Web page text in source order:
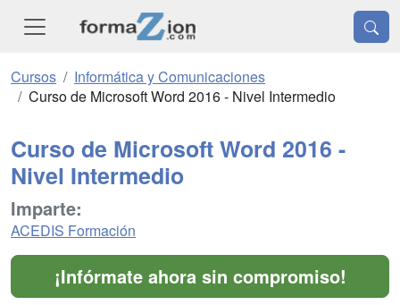
Cursos
Informática y Comunicaciones
Curso de Microsoft Word 2016 - Nivel Intermedio
Curso de Microsoft Word 2016 -
Nivel Intermedio
Imparte:
ACEDIS Formación
¡Infórmate ahora sin compromiso!